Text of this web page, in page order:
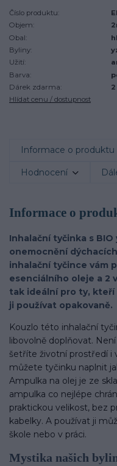
Číslo produktu:
Objem:
Obal:
Byliny:
Užití:
Barva:
Dárek zdarma:
Hlídat cenu / dostupnost
Informace o produktu
Hodnocení
Informace o
Inhalační tyčinka s
onemocnění
inhalační tyčince vám
esenciálního oleje a 2
tak ideální pro ty,
ji používat opakovaně.
Kouzlo této inhalační
libovolně doplňovat.
šetříte životní prostředí i
můžete tyčinku naplnit
Ampulka na olej je ze
ampulka co nejlépe
praktickou velikost, bez
kabelky. A používat ji
škole nebo v práci.
Mystika našich